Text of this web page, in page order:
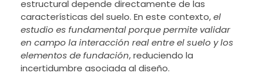
estructural depende directamente de las
características del suelo. En este contexto,el
estudio es fundamental porque permite validar
en campo la interacción real entre el suelo y los
elementos de fundación, reduciendo la
incertidumbre asociada al diseño.